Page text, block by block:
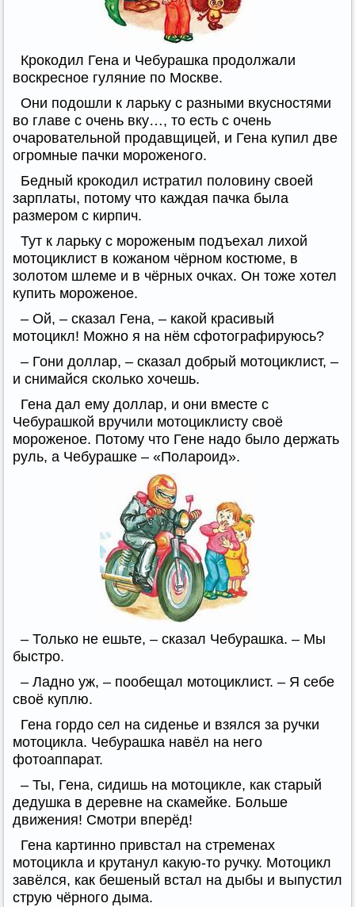
Крокодил Гена и Чебурашка продолжали
воскресное гуляние по Москве.
Они подошли к ларьку с разными вкусностями
во главе с очень вку…, то есть с очень
очаровательной продавщицей, и Гена купил две
огромные пачки мороженого.
Бедный крокодил истратил половину своей
зарплаты, потому что каждая пачка была
размером с кирпич.
Тут к ларьку с мороженым подъехал лихой
мотоциклист в кожаном чёрном костюме, в
золотом шлеме и в чёрных очках. Он тоже хотел
купить мороженое.
– Ой, – сказал Гена, – какой красивый
мотоцикл! Можно я на нём сфотографируюсь?
– Гони доллар, – сказал добрый мотоциклист, –
и снимайся сколько хочешь.
Гена дал ему доллар, и они вместе с
Чебурашкой вручили мотоциклисту своё
мороженое. Потому что Гене надо было держать
руль, а Чебурашке – «Полароид».
– Только не ешьте, – сказал Чебурашка. – Мы
быстро.
– Ладно уж, – пообещал мотоциклист. – Я себе
своё куплю.
Гена гордо сел на сиденье и взялся за ручки
мотоцикла. Чебурашка навёл на него
фотоаппарат.
– Ты, Гена, сидишь на мотоцикле, как старый
дедушка в деревне на скамейке. Больше
движения! Смотри вперёд!
Гена картинно привстал на стременах
мотоцикла и крутанул какую-то ручку. Мотоцикл
завёлся, как бешеный встал на дыбы и выпустил
струю чёрного дыма.